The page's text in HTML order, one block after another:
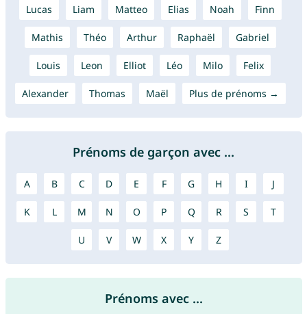
Lucas Liam Matteo Elias Noah Finn
Mathis Théo Arthur Raphaël Gabriel
Louis Leon Elliot Léo Milo Felix
Alexander Thomas Maël Plus de prénoms →
Prénoms de garçon avec ...
A B C D E F G H I J
K L M N O P Q R S T
U V W X Y Z
Prénoms avec ...